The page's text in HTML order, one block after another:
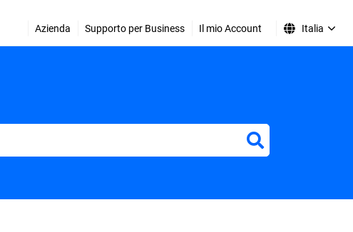
Azienda Supporto per Business Il mio Account Italia